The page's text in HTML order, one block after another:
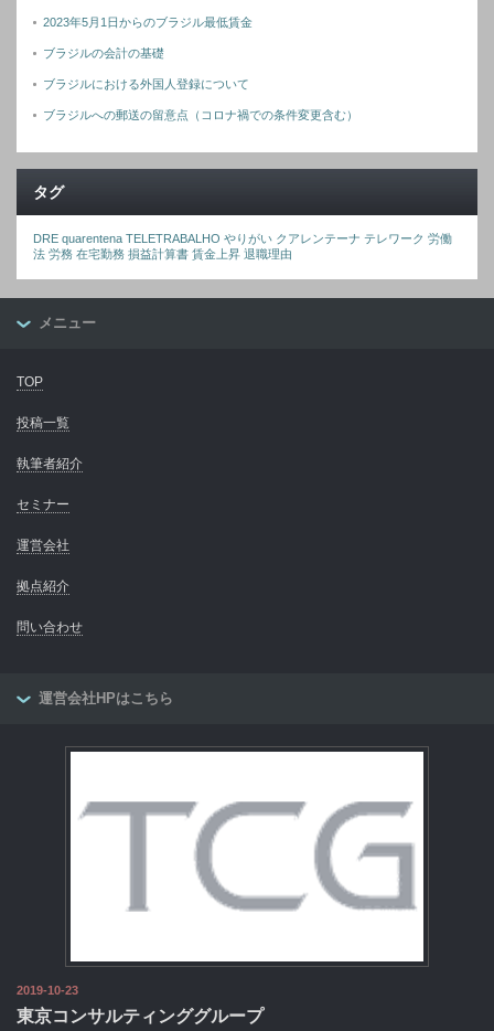
2023年5月1日からのブラジル最低賃金
ブラジルの会計の基礎
ブラジルにおける外国人登録について
ブラジルへの郵送の留意点（コロナ禍での条件変更含む）
タグ
DRE quarentena TELETRABALHO やりがい クアレンテーナ テレワーク 労働
法 労務 在宅勤務 損益計算書 賃金上昇 退職理由
メニュー
TOP
投稿一覧
執筆者紹介
セミナー
運営会社
拠点紹介
問い合わせ
運営会社HPはこちら
2019-10-23
東京コンサルティンググループ